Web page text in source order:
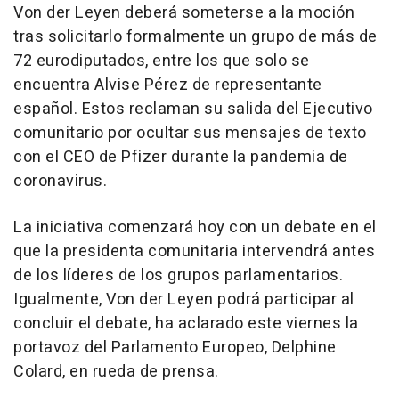
Von der Leyen deberá someterse a la moción
tras solicitarlo formalmente un grupo de más de
72 eurodiputados, entre los que solo se
encuentra Alvise Pérez de representante
español. Estos reclaman su salida del Ejecutivo
comunitario por ocultar sus mensajes de texto
con el CEO de Pfizer durante la pandemia de
coronavirus.
La iniciativa comenzará hoy con un debate en el
que la presidenta comunitaria intervendrá antes
de los líderes de los grupos parlamentarios.
Igualmente, Von der Leyen podrá participar al
concluir el debate, ha aclarado este viernes la
portavoz del Parlamento Europeo, Delphine
Colard, en rueda de prensa.